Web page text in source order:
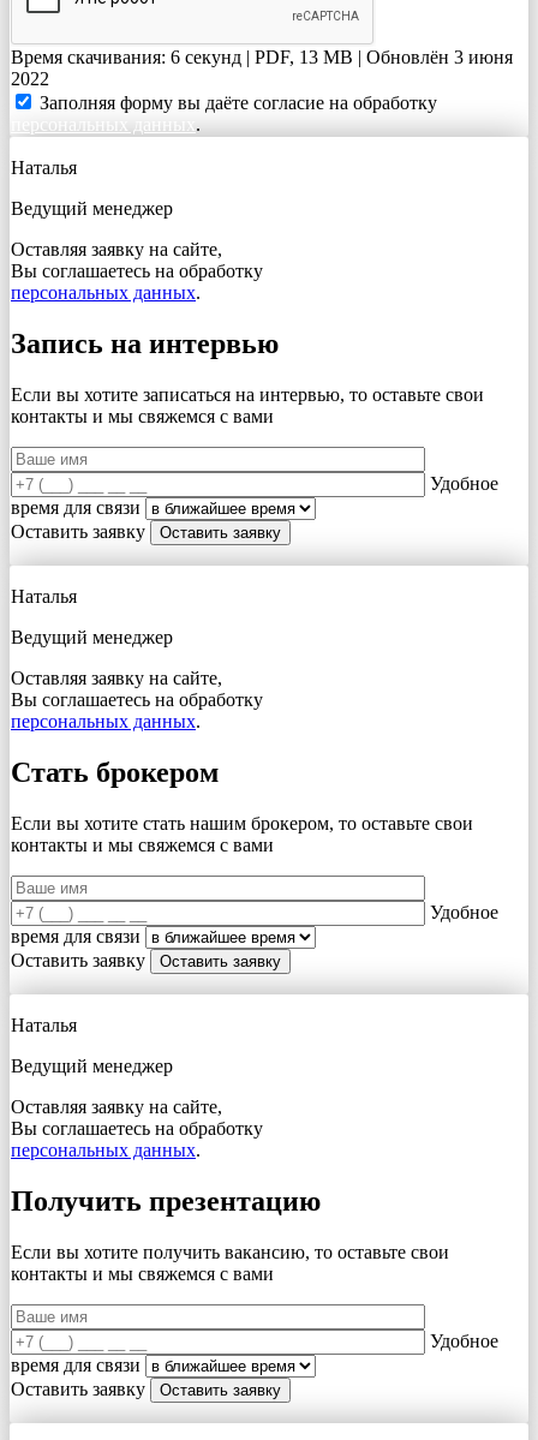
Время скачивания: 6 секунд | PDF, 13 MB | Обновлён 3 июня
2022
Заполняя форму вы даёте согласие на обработку
персональных данных .
Наталья
Ведущий менеджер
Оставляя заявку на сайте,
Вы соглашаетесь на обработку
персональных данных.
Запись на интервью
Если вы хотите записаться на интервью, то оставьте свои
контакты и мы свяжемся с вами
Удобное
время для связи
Оставить заявку
Наталья
Ведущий менеджер
Оставляя заявку на сайте,
Вы соглашаетесь на обработку
персональных данных.
Стать брокером
Если вы хотите стать нашим брокером, то оставьте свои
контакты и мы свяжемся с вами
Удобное
время для связи
Оставить заявку
Наталья
Ведущий менеджер
Оставляя заявку на сайте,
Вы соглашаетесь на обработку
персональных данных.
Получить презентацию
Если вы хотите получить вакансию, то оставьте свои
контакты и мы свяжемся с вами
Удобное
время для связи
Оставить заявку